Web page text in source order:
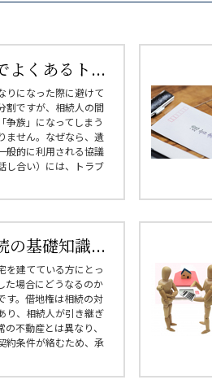
よくあるト...
りになった際に避けて
割ですが、相続人の間
争族」になってしまう
ません。なぜなら、遺
般的に利用される協議
し合い）には、トラブ
の基礎知識...
を建てている方にとっ
た場合にどうなるのか
す。借地権は相続の対
り、相続人が引き継ぎ
の不動産とは異なり、
約条件が絡むため、承